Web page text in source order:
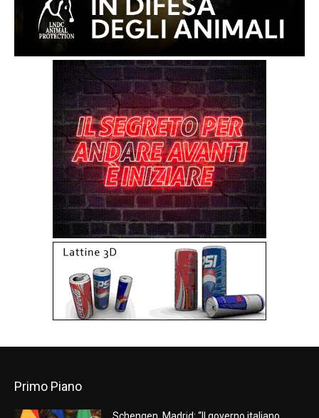
Primo Piano
Schengen, Madrid: “Il governo italiano